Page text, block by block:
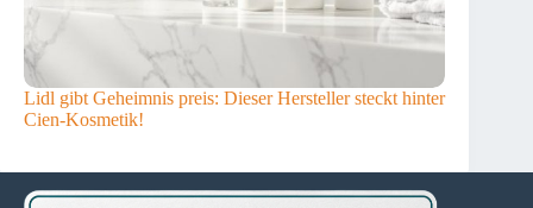
Lidl gibt Geheimnis preis: Dieser Hersteller steckt hinter
Cien-Kosmetik!